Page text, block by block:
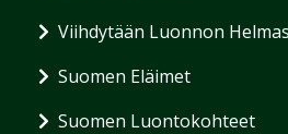
Viihdytään Luonnon
Suomen Eläimet
Suomen Luontokohteet